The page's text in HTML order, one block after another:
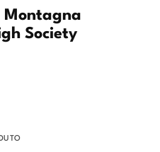
Montagna
Society